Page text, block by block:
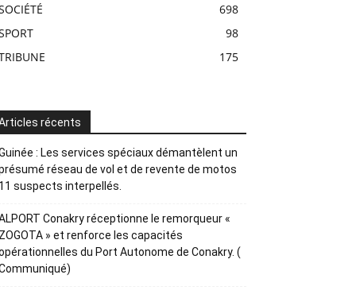
698
98
175
récents
: Les services spéciaux démantèlent un
réseau de vol et de revente de motos
11 suspects interpellés.
Conakry réceptionne le remorqueur «
ZOGOTA » et renforce les capacités
du Port Autonome de Conakry. (